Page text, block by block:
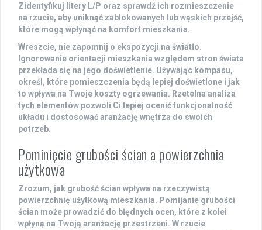
Zidentyfikuj litery L/P oraz sprawdź ich rozmieszczenie
na rzucie, aby uniknąć zablokowanych lub wąskich przejść,
które mogą wpłynąć na komfort mieszkania.
Wreszcie, nie zapomnij o ekspozycji na światło.
Ignorowanie orientacji mieszkania względem stron świata
przekłada się na jego doświetlenie. Używając kompasu,
określ, które pomieszczenia będą lepiej doświetlone i jak
to wpływa na Twoje koszty ogrzewania. Rzetelna analiza
tych elementów pozwoli Ci lepiej ocenić funkcjonalność
układu i dostosować aranżację wnętrza do swoich
potrzeb.
Pominięcie grubości ścian a powierzchnia
użytkowa
Zrozum, jak grubość ścian wpływa na rzeczywistą
powierzchnię użytkową mieszkania. Pomijanie grubości
ścian może prowadzić do błędnych ocen, które z kolei
wpłyną na Twoją aranżację przestrzeni. W rzucie